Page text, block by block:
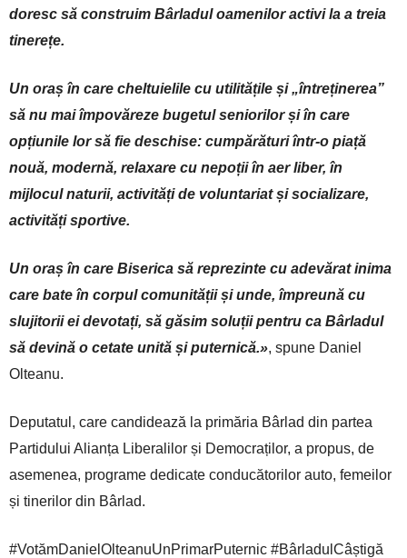
doresc să construim Bârladul oamenilor activi la a treia
tinerețe.
Un oraș în care cheltuielile cu utilitățile și „întreținerea”
să nu mai împovăreze bugetul seniorilor și în care
opțiunile lor să fie deschise: cumpărături într-o piață
nouă, modernă, relaxare cu nepoții în aer liber, în
mijlocul naturii, activități de voluntariat și socializare,
activități sportive.
Un oraș în care Biserica să reprezinte cu adevărat inima
care bate în corpul comunității și unde, împreună cu
slujitorii ei devotați, să găsim soluții pentru ca Bârladul
să devină o cetate unită și puternică.», spune Daniel
Olteanu.
Deputatul, care candidează la primăria Bârlad din partea
Partidului Alianța Liberalilor și Democraților, a propus, de
asemenea, programe dedicate conducătorilor auto, femeilor
și tinerilor din Bârlad.
#VotămDanielOlteanuUnPrimarPuternic #BârladulCâștigă